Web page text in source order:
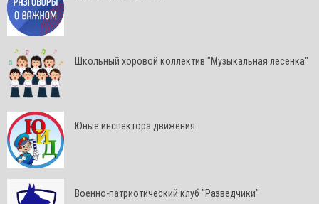
Школьный хоровой коллектив "Музыкальная лесенка"
Юные инспектора движения
Военно-патриотический клуб "Разведчики"